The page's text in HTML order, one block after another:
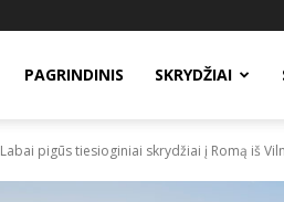
PAGRINDINIS SKRYDŽIAI
Labai pigūs tiesioginiai skrydžiai į Romą iš